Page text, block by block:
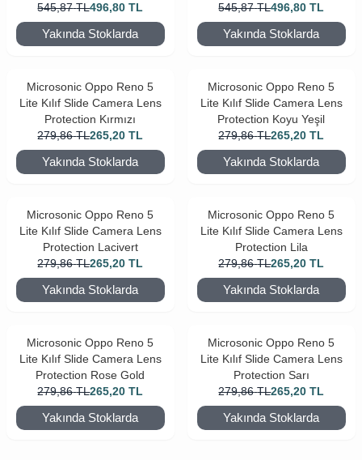
545,87 TL496,80 TL
Yakında Stoklarda
545,87 TL496,80 TL
Yakında Stoklarda
Microsonic Oppo Reno 5
Lite Kılıf Slide Camera Lens
Protection Kırmızı
279,86 TL265,20 TL
Yakında Stoklarda
Microsonic Oppo Reno 5
Lite Kılıf Slide Camera Lens
Protection Koyu Yeşil
279,86 TL265,20 TL
Yakında Stoklarda
Microsonic Oppo Reno 5
Lite Kılıf Slide Camera Lens
Protection Lacivert
279,86 TL265,20 TL
Yakında Stoklarda
Microsonic Oppo Reno 5
Lite Kılıf Slide Camera Lens
Protection Lila
279,86 TL265,20 TL
Yakında Stoklarda
Microsonic Oppo Reno 5
Lite Kılıf Slide Camera Lens
Protection Rose Gold
279,86 TL265,20 TL
Yakında Stoklarda
Microsonic Oppo Reno 5
Lite Kılıf Slide Camera Lens
Protection Sarı
279,86 TL265,20 TL
Yakında Stoklarda